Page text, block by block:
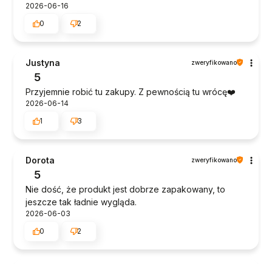
2026-06-16
0
2
Justyna zweryfikowano
5
Przyjemnie robić tu zakupy. Z pewnością tu wrócę❤️
2026-06-14
1
3
Dorota zweryfikowano
5
Nie dość, że produkt jest dobrze zapakowany, to
jeszcze tak ładnie wygląda.
2026-06-03
0
2